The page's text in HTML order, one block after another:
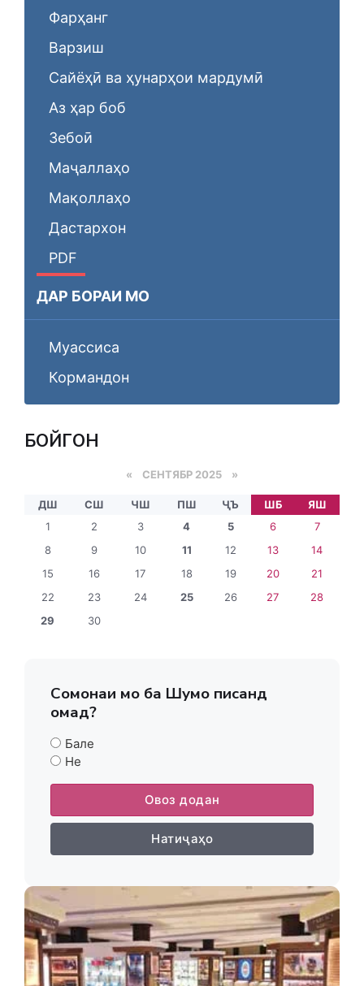
Фарҳанг
Варзиш
Сайёҳӣ ва ҳунарҳои мардумӣ
Аз ҳар боб
Зебоӣ
Маҷаллаҳо
Мақоллаҳо
Дастархон
PDF
ДАР БОРАИ МО
Муассиса
Кормандон
БОЙГОНӢ
« СЕНТЯБР 2025 »
ДШ СШ ЧШ ПШ ҶЪ ШБ
ЯШ
1
2 3 4 5 6
7
8
9 10 11 12 13
14
15
16 17 18 19 20
21
22
23 24 25 26 27
28
29
30
Сомонаи мо ба Шумо писанд
омад?
Бале
Не
Овоз додан
Натиҷаҳо